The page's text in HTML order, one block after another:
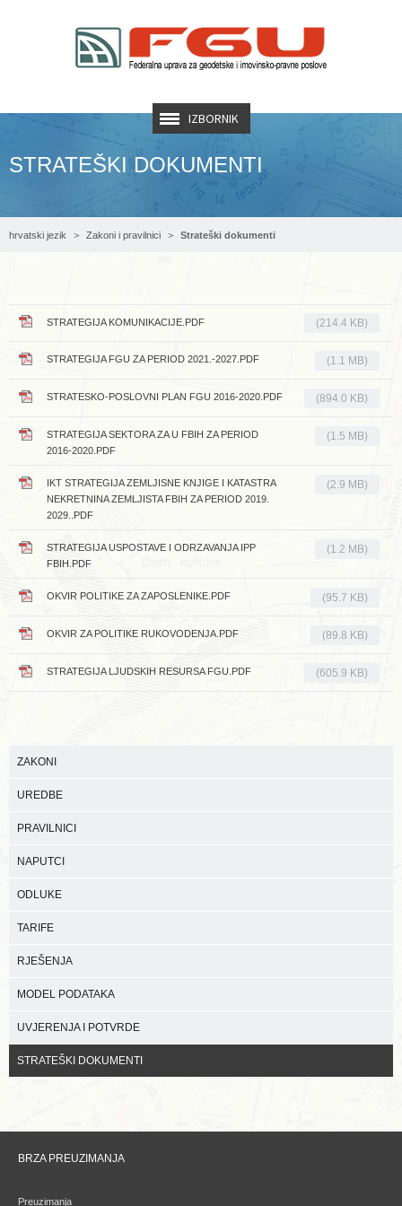
IZBORNIK
STRATEŠKI DOKUMENTI
hrvatski jezik Zakoni i pravilnici Strateški dokumenti
STRATEGIJA KOMUNIKACIJE.PDF (214.4 KB)
STRATEGIJA FGU ZA PERIOD 2021.-2027.PDF (1.1 MB)
STRATESKO-POSLOVNI PLAN FGU 2016-2020.PDF (894.0 KB)
STRATEGIJA SEKTORA ZA U FBIH ZA PERIOD
2016-2020.PDF
(1.5 MB)
IKT STRATEGIJA ZEMLJISNE KNJIGE I KATASTRA
NEKRETNINA ZEMLJISTA FBIH ZA PERIOD 2019.
2029..PDF
(2.9 MB)
STRATEGIJA USPOSTAVE I ODRZAVANJA IPP
FBIH.PDF
(1.2 MB)
OKVIR POLITIKE ZA ZAPOSLENIKE.PDF (95.7 KB)
OKVIR ZA POLITIKE RUKOVODENJA.PDF (89.8 KB)
STRATEGIJA LJUDSKIH RESURSA FGU.PDF (605.9 KB)
ZAKONI
UREDBE
PRAVILNICI
NAPUTCI
ODLUKE
TARIFE
RJEŠENJA
MODEL PODATAKA
UVJERENJA I POTVRDE
STRATEŠKI DOKUMENTI
BRZA PREUZIMANJA
Preuzimanja